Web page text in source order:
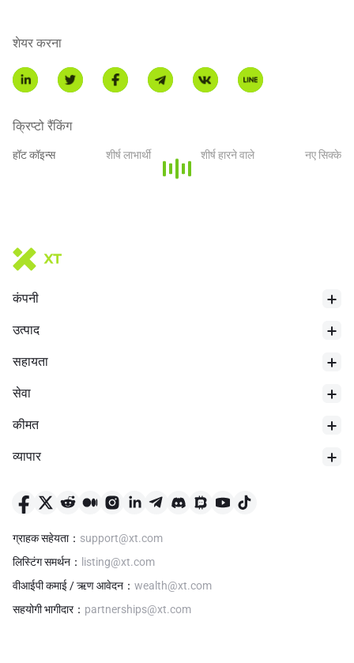
24 घंटे का न्यूनतम तापमान
शेयर करना
क्रिप्टो रैंकिंग
हॉट कॉइन्स शीर्ष लाभार्थी शीर्ष हारने वाले नए सिक्के
कंपनी
उत्पाद
सहायता
सेवा
कीमत
व्यापार
ग्राहक सहेयता： support@xt.com
लिस्टिंग समर्थन ：
listing@xt.com
वीआईपी कमाई / ऋण आवेदन ： wealth@xt.com
सहयोगी भागीदार： partnerships@xt.com